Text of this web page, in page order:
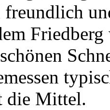
die Mittel.